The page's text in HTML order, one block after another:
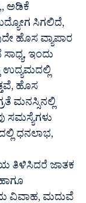
ಅಡಿಕೆ
ಸಿಗಲಿದೆ,
ಹೊಸ ವ್ಯಾಪಾರ
ಇಂದು
ಉದ್ಯಮದಲ್ಲಿ
ಹೊಸ
ಮನಸ್ಸಿನಲ್ಲಿ
ಸಮಸ್ಯೆಗಳು
ಧನಲಾಭ,
ತಿಳಿಸಿದರೆ ಜಾತಕ
ವಿವಾಹ, ಮದುವೆ